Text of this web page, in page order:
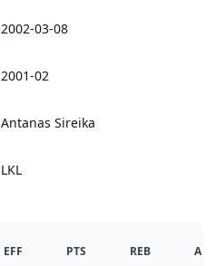
2002-03-08
2001-02
Antanas Sireika
LKL
EFF PTS REB AS